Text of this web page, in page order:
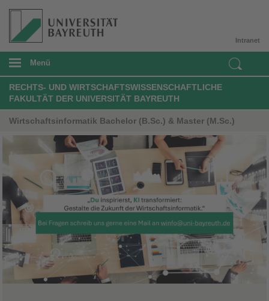
Intranet
Menü
RECHTS- UND WIRTSCHAFTSWISSENSCHAFTLICHE
FAKULTÄT DER UNIVERSITÄT BAYREUTH
Wirtschaftsinformatik Bachelor (B.Sc.) & Master (M.Sc.)